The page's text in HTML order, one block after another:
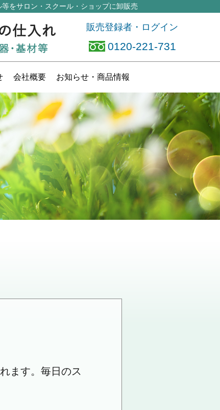
等をサロン・スクール・ショップに卸販売
販売登録者・ログイン
0120-221-731
会社概要 お知らせ ・商品情報
ます。毎日のス